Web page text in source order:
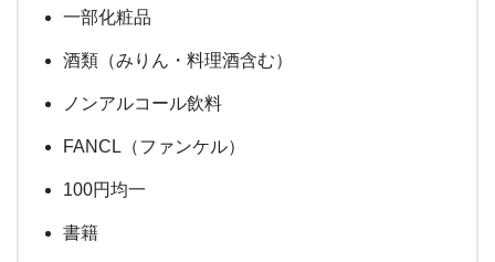
一部化粧品
酒類（みりん・料理酒含む）
ノンアルコール飲料
FANCL（ファンケル）
100円均一
書籍